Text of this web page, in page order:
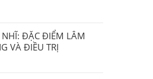
NHĨ: ĐẶC ĐIỂM LÂM
VÀ ĐIỀU TRỊ